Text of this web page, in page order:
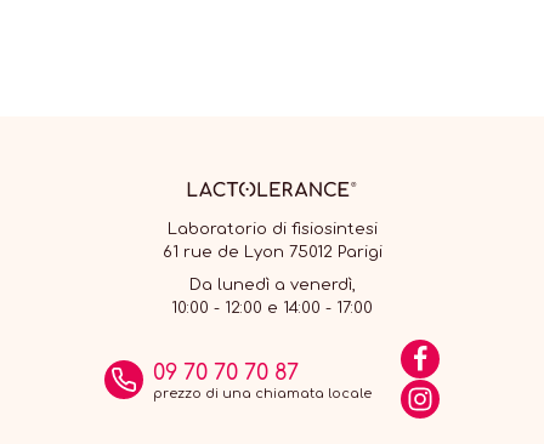
Laboratorio di fisiosintesi
61 rue de Lyon 75012 Parigi
Da lunedì a venerdì,
10:00 - 12:00 e 14:00 - 17:00
09 70 70 70 87
prezzo di una chiamata locale